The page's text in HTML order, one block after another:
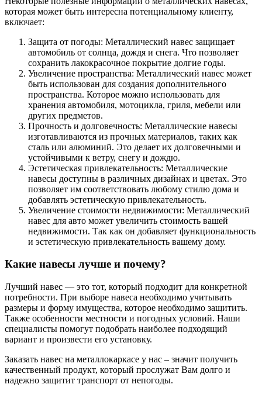
которая может быть интересна потенциальному клиенту,
включает:
Защита от погоды: Металлический навес защищает
автомобиль от солнца, дождя и снега. Что позволяет
сохранить лакокрасочное покрытие долгие годы.
Увеличение пространства: Металлический навес может
быть использован для создания дополнительного
пространства. Которое можно использовать для
хранения автомобиля, мотоцикла, гриля, мебели или
других предметов.
Прочность и долговечность: Металлические навесы
изготавливаются из прочных материалов, таких как
сталь или алюминий. Это делает их долговечными и
устойчивыми к ветру, снегу и дождю.
Эстетическая привлекательность: Металлические
навесы доступны в различных дизайнах и цветах. Это
позволяет им соответствовать любому стилю дома и
добавлять эстетическую привлекательность.
Увеличение стоимости недвижимости: Металлический
навес для авто может увеличить стоимость вашей
недвижимости. Так как он добавляет функциональность
и эстетическую привлекательность вашему дому.
Какие навесы лучше и почему?
Лучший навес — это тот, который подходит для конкретной
потребности. При выборе навеса необходимо учитывать
размеры и форму имущества, которое необходимо защитить.
Также особенности местности и погодных условий. Наши
специалисты помогут подобрать наиболее подходящий
вариант и произвести его установку.
Заказать навес на металлокаркасе у нас – значит получить
качественный продукт, который прослужат Вам долго и
надежно защитит транспорт от непогоды.